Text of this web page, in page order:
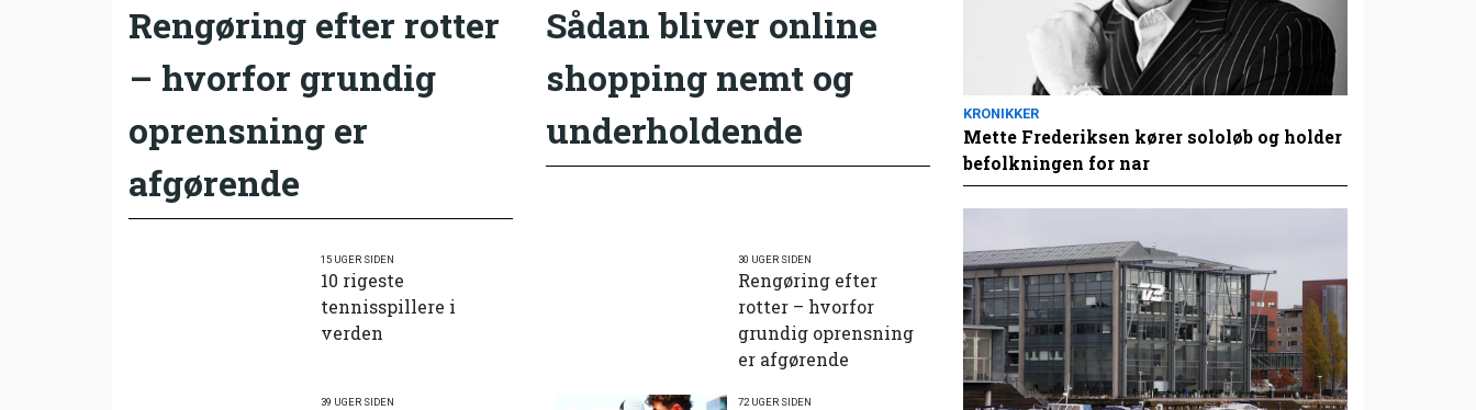
Rengøring efter rotter
– hvorfor grundig
oprensning er
afgørende
Sådan bliver online
shopping nemt og
underholdende
15 UGER SIDEN
10 rigeste
tennisspillere i
verden
30 UGER SIDEN
Rengøring efter
rotter – hvorfor
grundig oprensning
er afgørende
39 UGER SIDEN 72 UGER SIDEN
KRONIKKER
Mette Frederiksen kører sololøb og holder
befolkningen for nar